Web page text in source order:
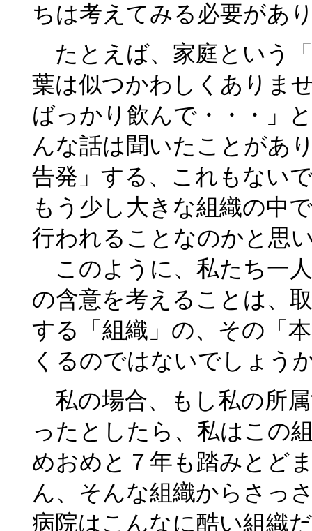
ちは考えてみる必要があ
たとえば、家庭という
葉は似つかわしくありま
ばっかり飲んで・・・」
んな話は聞いたことがあ
告発」する、これもない
もう少し大きな組織の中
行われることなのかと思
このように、私たち一
の含意を考えることは、
する「組織」の、その「
くるのではないでしょう
私の場合、もし私の所
ったとしたら、私はこの
めおめと７年も踏みとど
ん、そんな組織からさっ
病院はこんなに酷い組織